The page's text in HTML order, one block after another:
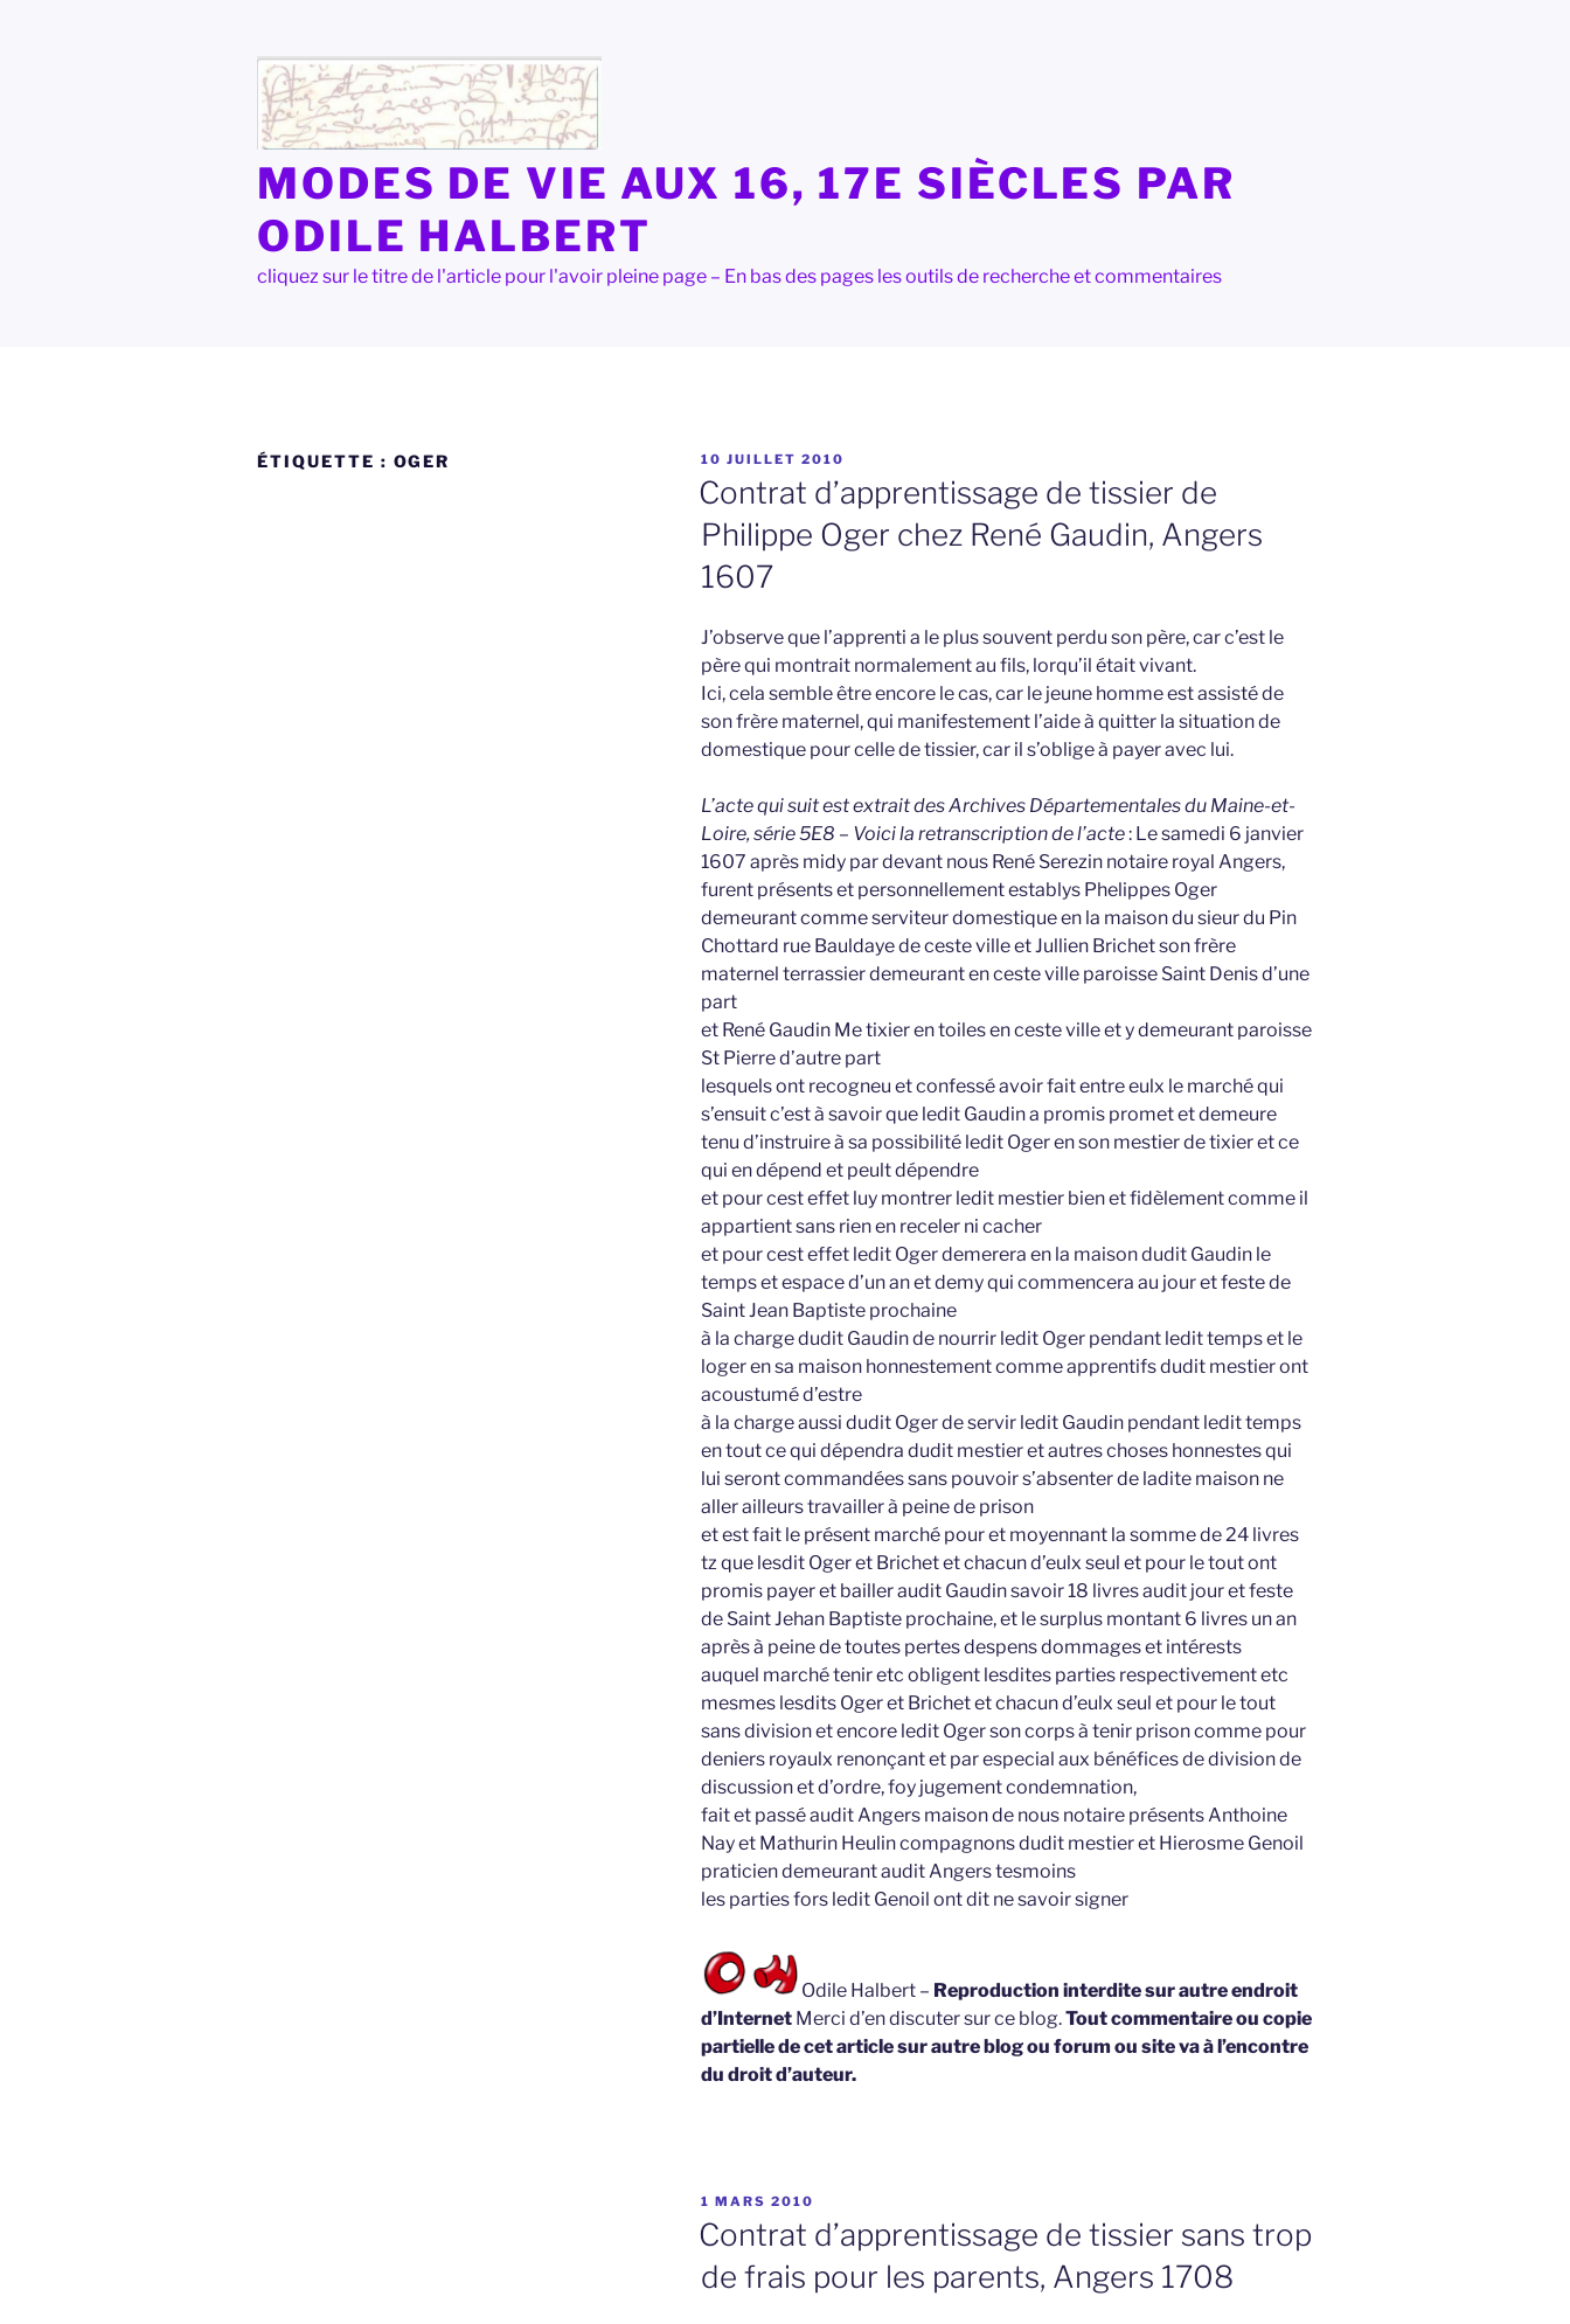
MODES DE VIE AUX 16, 17E SIÈCLES PAR
ODILE HALBERT
cliquez sur le titre de l'article pour l'avoir pleine page – En bas des pages les outils de recherche et commentaires
ÉTIQUETTE : OGER
PUBLIÉ
LE
10 JUILLET 2010
Contrat d’apprentissage de tissier de
Philippe Oger chez René Gaudin, Angers
1607
J’observe que l’apprenti a le plus souvent perdu son père, car c’est le
père qui montrait normalement au fils, lorqu’il était vivant.
Ici, cela semble être encore le cas, car le jeune homme est assisté de
son frère maternel, qui manifestement l’aide à quitter la situation de
domestique pour celle de tissier, car il s’oblige à payer avec lui.
L’acte qui suit est extrait des Archives Départementales du Maine-et-
Loire, série 5E8 – Voici la retranscription de l’acte: Le samedi 6 janvier
1607 après midy par devant nous René Serezin notaire royal Angers,
furent présents et personnellement establys Phelippes Oger
demeurant comme serviteur domestique en la maison du sieur du Pin
Chottard rue Bauldaye de ceste ville et Jullien Brichet son frère
maternel terrassier demeurant en ceste ville paroisse Saint Denis d’une
part
et René Gaudin Me tixier en toiles en ceste ville et y demeurant paroisse
St Pierre d’autre part
lesquels ont recogneu et confessé avoir fait entre eulx le marché qui
s’ensuit c’est à savoir que ledit Gaudin a promis promet et demeure
tenu d’instruire à sa possibilité ledit Oger en son mestier de tixier et ce
qui en dépend et peult dépendre
et pour cest effet luy montrer ledit mestier bien et fidèlement comme il
appartient sans rien en receler ni cacher
et pour cest effet ledit Oger demerera en la maison dudit Gaudin le
temps et espace d’un an et demy qui commencera au jour et feste de
Saint Jean Baptiste prochaine
à la charge dudit Gaudin de nourrir ledit Oger pendant ledit temps et le
loger en sa maison honnestement comme apprentifs dudit mestier ont
acoustumé d’estre
à la charge aussi dudit Oger de servir ledit Gaudin pendant ledit temps
en tout ce qui dépendra dudit mestier et autres choses honnestes qui
lui seront commandées sans pouvoir s’absenter de ladite maison ne
aller ailleurs travailler à peine de prison
et est fait le présent marché pour et moyennant la somme de 24 livres
tz que lesdit Oger et Brichet et chacun d’eulx seul et pour le tout ont
promis payer et bailler audit Gaudin savoir 18 livres audit jour et feste
de Saint Jehan Baptiste prochaine, et le surplus montant 6 livres un an
après à peine de toutes pertes despens dommages et intérests
auquel marché tenir etc obligent lesdites parties respectivement etc
mesmes lesdits Oger et Brichet et chacun d’eulx seul et pour le tout
sans division et encore ledit Oger son corps à tenir prison comme pour
deniers royaulx renonçant et par especial aux bénéfices de division de
discussion et d’ordre, foy jugement condemnation,
fait et passé audit Angers maison de nous notaire présents Anthoine
Nay et Mathurin Heulin compagnons dudit mestier et Hierosme Genoil
praticien demeurant audit Angers tesmoins
les parties fors ledit Genoil ont dit ne savoir signer
Odile Halbert – Reproduction interdite sur autre endroit
d’Internet Merci d’en discuter sur ce blog.Tout commentaire ou copie
partielle de cet article sur autre blog ou forum ou site va à l’encontre
du droit d’auteur.
PUBLIÉ
LE
1 MARS 2010
Contrat d’apprentissage de tissier sans trop
de frais pour les parents, Angers 1708